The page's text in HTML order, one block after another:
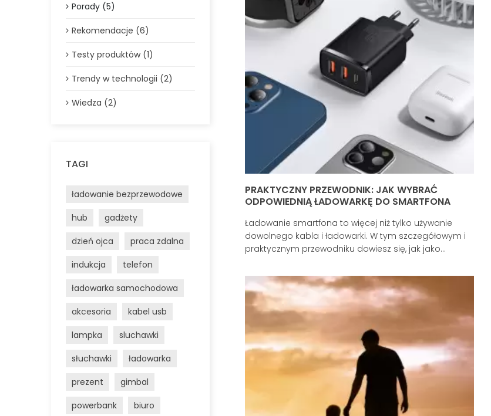
Porady (5)
Rekomendacje (6)
Testy produktów (1)
Trendy w technologii (2)
Wiedza (2)
TAGI
ładowanie bezprzewodowe
hub
gadżety
dzień ojca
praca zdalna
indukcja
telefon
ładowarka samochodowa
akcesoria
kabel usb
lampka
sluchawki
słuchawki
ładowarka
prezent
gimbal
powerbank
biuro
PRAKTYCZNY PRZEWODNIK: JAK WYBRAĆ
ODPOWIEDNIĄ ŁADOWARKĘ DO SMARTFONA
Ładowanie smartfona to więcej niż tylko używanie
dowolnego kabla i ładowarki. W tym szczegółowym i
praktycznym przewodniku dowiesz się, jak jako
smartfona.